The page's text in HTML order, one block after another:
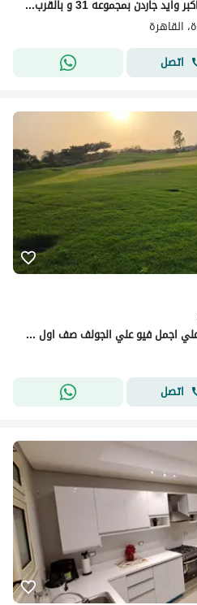
فيلا للبيع بمدينة نور B تطل علي اكبر وايد جاردن بمجموعه 31 و بالقرب من السنترال بارك
القاهرة
اتصل
فيلا للبيع في مدينتي اكبر نموذج علي اجمل فيو علي الجولف صف اول مباشرة علي بعد خطوات لنادي الجولف 1100م فيو رائع
اتصل